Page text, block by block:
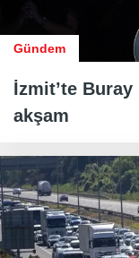
Gündem
İzmit’te
akşam